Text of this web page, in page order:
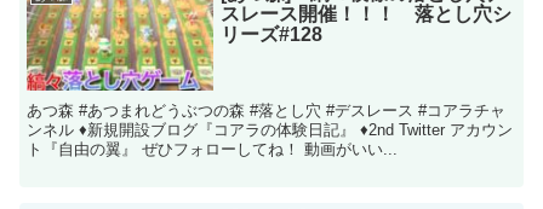
スレース開催！！！ 落とし穴シ
リーズ#128
あつ森 #あつまれどうぶつの森 #落とし穴 #デスレース #コアラチャ
ンネル ♦︎新規開設ブログ『コアラの体験日記』 ♦︎2nd Twitter アカウン
ト『自由の翼』 ぜひフォローしてね！ 動画がいい...